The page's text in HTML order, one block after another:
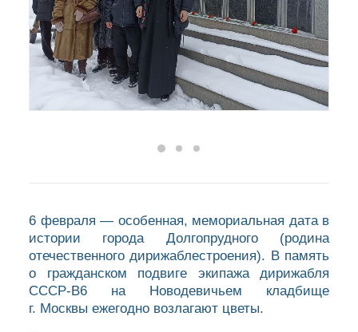
6 февраля — особенная, мемориальная дата в
истории города Долгопрудного (родина
отечественного дирижаблестроения). В память
о гражданском подвиге экипажа дирижабля
СССР-В6 на Новодевичьем кладбище
г. Москвы ежегодно возлагают цветы.